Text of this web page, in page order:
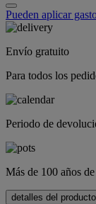
Pueden aplicar
Envío gratuito
Para todos los
Periodo de
Más de 100 años
detalles del producto